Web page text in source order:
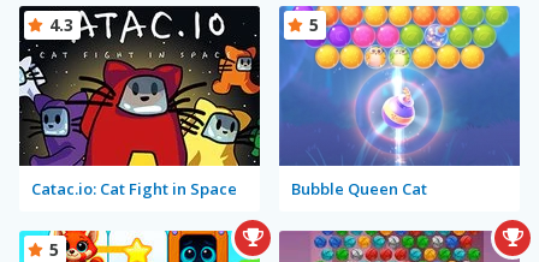
Catac.io: Cat Fight in Space
4.3
Bubble Queen Cat
5
5